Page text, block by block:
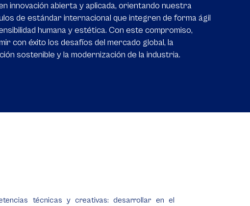
innovación abierta y aplicada, orientando nuestra
de estándar internacional que integren de forma ágil
humana y estética. Con este compromiso,
con éxito los desafíos del mercado global, la
sostenible y la modernización de la industria.
técnicas y creativas: desarrollar en el